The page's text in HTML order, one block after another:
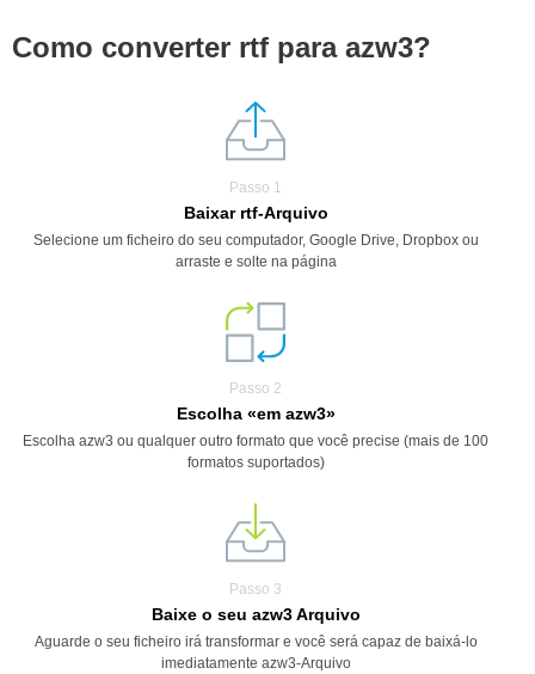
Como converter rtf para azw3?
Passo 1
Baixar rtf-Arquivo
Selecione um ficheiro do seu computador, Google Drive, Dropbox ou
arraste e solte na página
Passo 2
Escolha «em azw3»
Escolha azw3 ou qualquer outro formato que você precise (mais de 100
formatos suportados)
Passo 3
Baixe o seu azw3 Arquivo
Aguarde o seu ficheiro irá transformar e você será capaz de baixá-lo
imediatamente azw3-Arquivo